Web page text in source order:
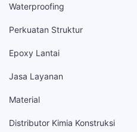
Waterproofing
Perkuatan Struktur
Epoxy Lantai
Jasa Layanan
Material
Distributor Kimia Konstruksi